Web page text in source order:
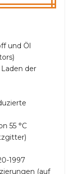
und Öl
der
55 °C
1997
(auf